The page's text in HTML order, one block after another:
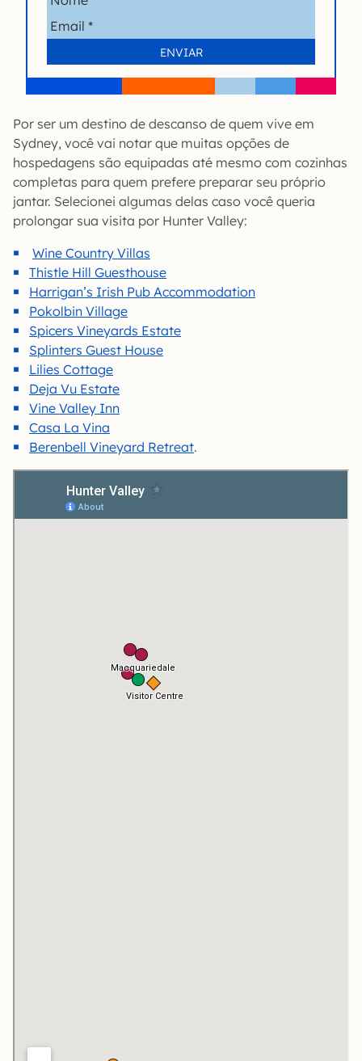
Por ser um destino de descanso de quem vive em
Sydney, você vai notar que muitas opções de
hospedagens são equipadas até mesmo com cozinhas
completas para quem prefere preparar seu próprio
jantar. Selecionei algumas delas caso você queria
prolongar sua visita por Hunter Valley:
Wine Country Villas
Thistle Hill Guesthouse
Harrigan’s Irish Pub Accommodation
Pokolbin Village
Spicers Vineyards Estate
Splinters Guest House
Lilies Cottage
Deja Vu Estate
Vine Valley Inn
Casa La Vina
Berenbell Vineyard Retreat.